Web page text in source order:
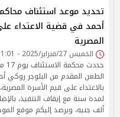
تحديد موعد استئناف
أحمد في قضية الاعتداء
المصرية
الخميس 27/فبراير/2025 - 11:01 م
الطعن المقدم من البلوجر روكي
بالاعتداء على قيم الأسرة
ألف جنيه، ويرصد إليكم موقع